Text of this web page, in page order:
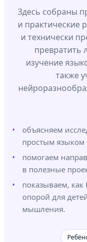
Здесь собраны
и практические
и технически
превратить
изучение
также
объясняем
простым языком
помогаем
в полезные
показываем, как
опорой для
мышления.